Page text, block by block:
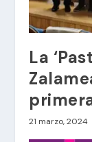
La
21 marzo, 2024